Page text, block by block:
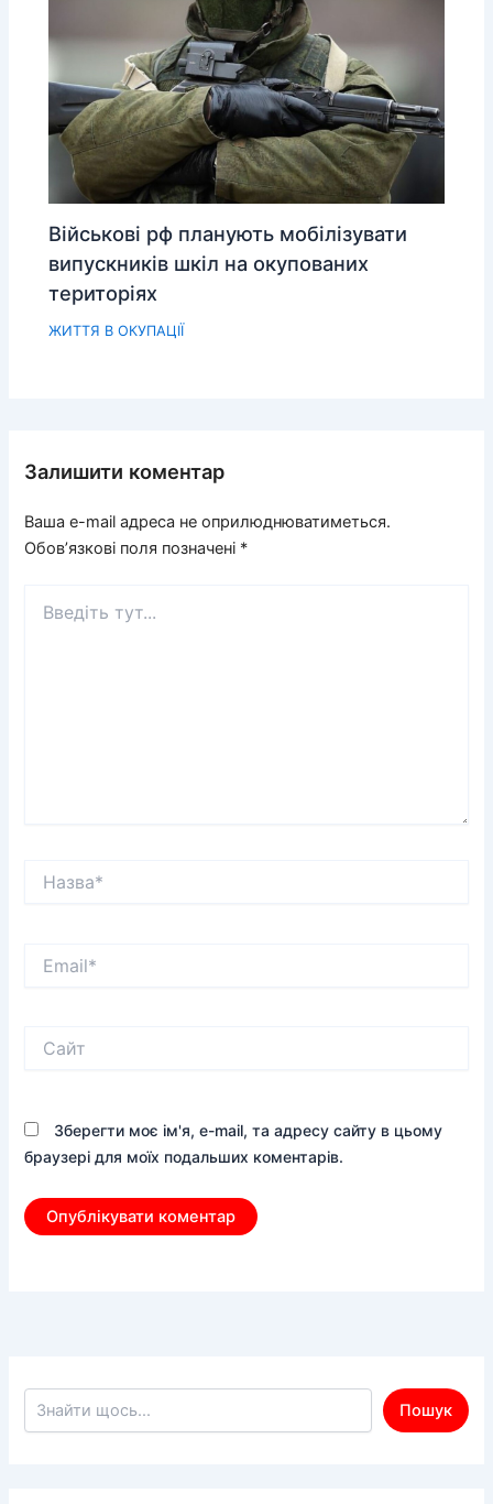
Військові рф планують мобілізувати
випускників шкіл на окупованих
територіях
ЖИТТЯ В ОКУПАЦІЇ
Залишити коментар
Ваша e-mail адреса не оприлюднюватиметься.
Обов’язкові поля позначені *
тут...
Зберегти моє ім'я, e-mail, та адресу сайту в цьому
браузері для моїх подальших коментарів.
Пошук по сайту
Пошук